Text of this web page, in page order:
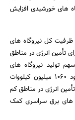
های خورشیدی افزایش
از ظرفیت کل نیروگاه های
تأمین انرژی در مناطق
تولید نیروگاه های
تجدیدپذیر انشعابی در چهارماه ابتدایی سال در حدود 1060 میلیون کیلووات
انرژی در مناطق کم
های برق سراسری کمک